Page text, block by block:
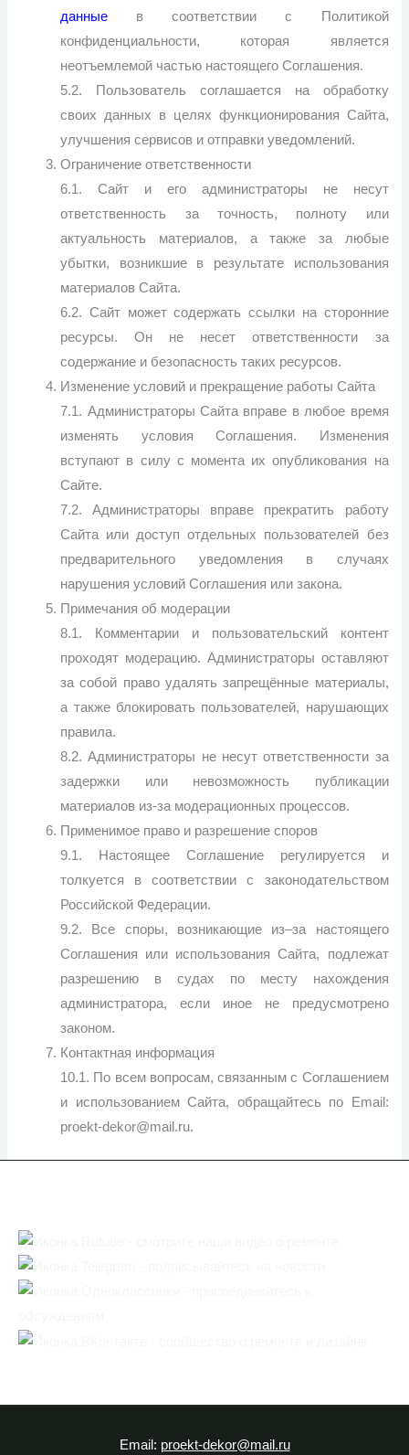
данные в соответствии с Политикой
конфиденциальности, которая является
неотъемлемой частью настоящего Соглашения.
5.2. Пользователь соглашается на обработку
своих данных в целях функционирования Сайта,
улучшения сервисов и отправки уведомлений.
Ограничение ответственности
6.1. Сайт и его администраторы не несут
ответственность за точность, полноту или
актуальность материалов, а также за любые
убытки, возникшие в результате использования
материалов Сайта.
6.2. Сайт может содержать ссылки на сторонние
ресурсы. Он не несет ответственности за
содержание и безопасность таких ресурсов.
Изменение условий и прекращение работы Сайта
7.1. Администраторы Сайта вправе в любое время
изменять условия Соглашения. Изменения
вступают в силу с момента их опубликования на
Сайте.
7.2. Администраторы вправе прекратить работу
Сайта или доступ отдельных пользователей без
предварительного уведомления в случаях
нарушения условий Соглашения или закона.
Примечания об модерации
8.1. Комментарии и пользовательский контент
проходят модерацию. Администраторы оставляют
за собой право удалять запрещённые материалы,
а также блокировать пользователей, нарушающих
правила.
8.2. Администраторы не несут ответственности за
задержки или невозможность публикации
материалов из-за модерационных процессов.
Применимое право и разрешение споров
9.1. Настоящее Соглашение регулируется и
толкуется в соответствии с законодательством
Российской Федерации.
9.2. Все споры, возникающие из–за настоящего
Соглашения или использования Сайта, подлежат
разрешению в судах по месту нахождения
администратора, если иное не предусмотрено
законом.
Контактная информация
10.1. По всем вопросам, связанным с Соглашением
и использованием Сайта, обращайтесь по Email:
proekt-dekor@mail.ru.
Email: proekt-dekor@mail.ru